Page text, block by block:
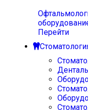
Перейти